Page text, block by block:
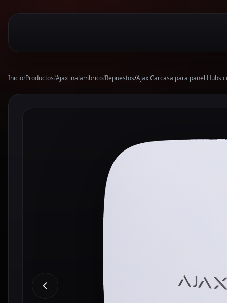
Inicio/Productos/Ajax inalambrico/Repuestos/Ajax Carcasa para panel Hubs